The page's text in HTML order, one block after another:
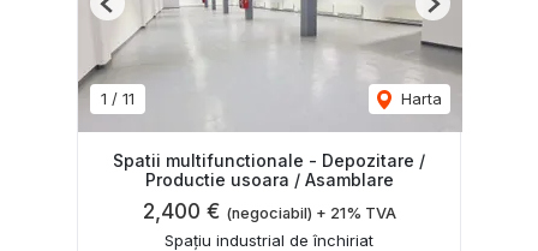
1 / 11 Harta
Previous Next
Spatii multifunctionale - Depozitare /
Productie usoara / Asamblare
2,400 € (negociabil) + 21% TVA
Spațiu industrial de închiriat